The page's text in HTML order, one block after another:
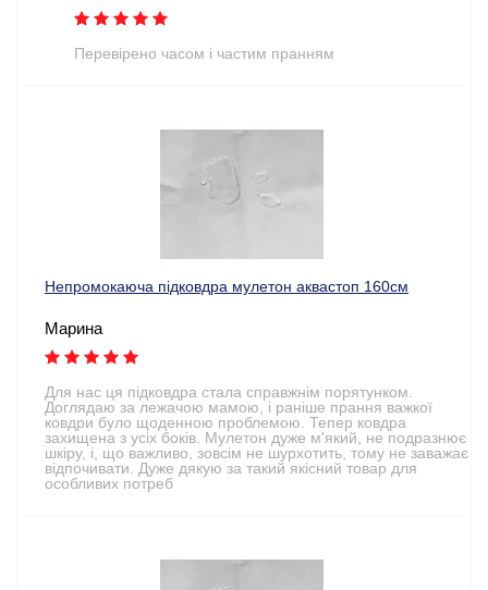
Перевірено часом і частим пранням
Непромокаюча підковдра мулетон аквастоп 160см
Марина
Для нас ця підковдра стала справжнім порятунком.
Доглядаю за лежачою мамою, і раніше прання важкої
ковдри було щоденною проблемою. Тепер ковдра
захищена з усіх боків. Мулетон дуже м'який, не подразнює
шкіру, і, що важливо, зовсім не шурхотить, тому не заважає
відпочивати. Дуже дякую за такий якісний товар для
особливих потреб